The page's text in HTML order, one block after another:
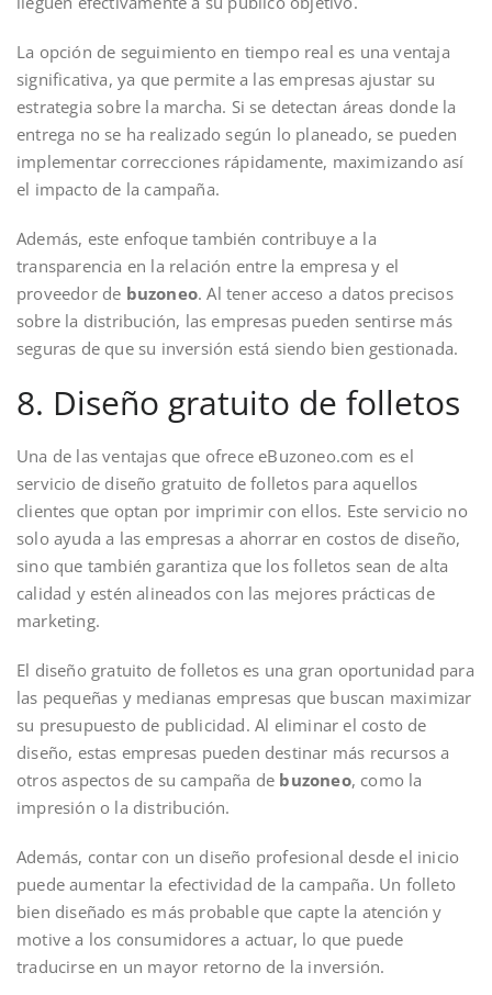
La opción de seguimiento en tiempo real es una ventaja
significativa, ya que permite a las empresas ajustar su
estrategia sobre la marcha. Si se detectan áreas donde la
entrega no se ha realizado según lo planeado, se pueden
implementar correcciones rápidamente, maximizando así
el impacto de la campaña.
Además, este enfoque también contribuye a la
transparencia en la relación entre la empresa y el
proveedor de buzoneo. Al tener acceso a datos precisos
sobre la distribución, las empresas pueden sentirse más
seguras de que su inversión está siendo bien gestionada.
8. Diseño gratuito de folletos
Una de las ventajas que ofrece eBuzoneo.com es el
servicio de diseño gratuito de folletos para aquellos
clientes que optan por imprimir con ellos. Este servicio no
solo ayuda a las empresas a ahorrar en costos de diseño,
sino que también garantiza que los folletos sean de alta
calidad y estén alineados con las mejores prácticas de
marketing.
El diseño gratuito de folletos es una gran oportunidad para
las pequeñas y medianas empresas que buscan maximizar
su presupuesto de publicidad. Al eliminar el costo de
diseño, estas empresas pueden destinar más recursos a
otros aspectos de su campaña de buzoneo, como la
impresión o la distribución.
Además, contar con un diseño profesional desde el inicio
puede aumentar la efectividad de la campaña. Un folleto
bien diseñado es más probable que capte la atención y
motive a los consumidores a actuar, lo que puede
traducirse en un mayor retorno de la inversión.